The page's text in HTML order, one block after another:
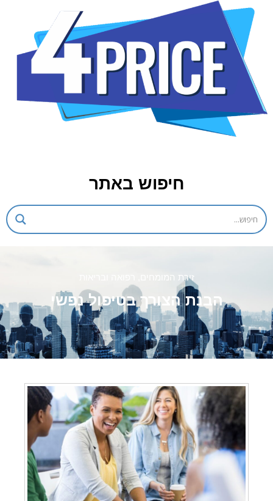
חיפוש באתר
זירת המומחים
הבנת הצורך בטיפול נפשי